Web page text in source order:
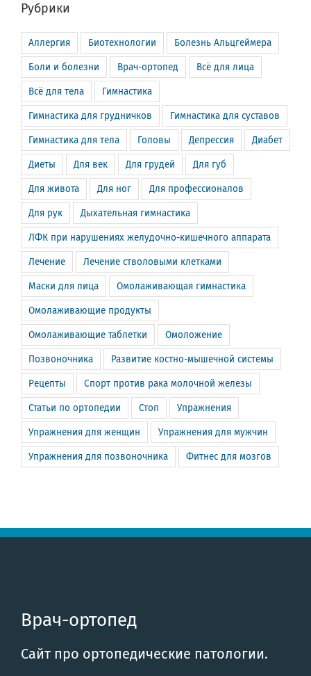
Рубрики
Аллергия Биотехнологии Болезнь Альцгеймера
Боли и болезни Врач-ортопед Всё для лица
Всё для тела Гимнастика
Гимнастика для грудничков Гимнастика для суставов
Гимнастика для тела Головы Депрессия Диабет
Диеты Для век Для грудей Для губ
Для живота Для ног Для профессионалов
Для рук Дыхательная гимнастика
ЛФК при нарушениях желудочно-кишечного аппарата
Лечение Лечение стволовыми клетками
Маски для лица Омолаживающая гимнастика
Омолаживающие продукты
Омолаживающие таблетки Омоложение
Позвоночника Развитие костно-мышечной системы
Рецепты Спорт против рака молочной железы
Статьи по ортопедии Стоп Упражнения
Упражнения для женщин Упражнения для мужчин
Упражнения для позвоночника Фитнес для мозгов
Врач-ортопед
Сайт про ортопедические патологии.